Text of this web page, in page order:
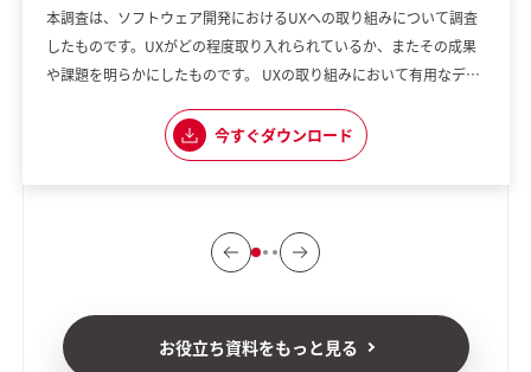
本調査は、ソフトウェア開発におけるUXへの取り組みについて調査
したものです。UXがどの程度取り入れられているか、またその成果
や課題を明らかにしたものです。 UXの取り組みにおいて有用なデー
今すぐダウンロード
お役立ち資料をもっと見る